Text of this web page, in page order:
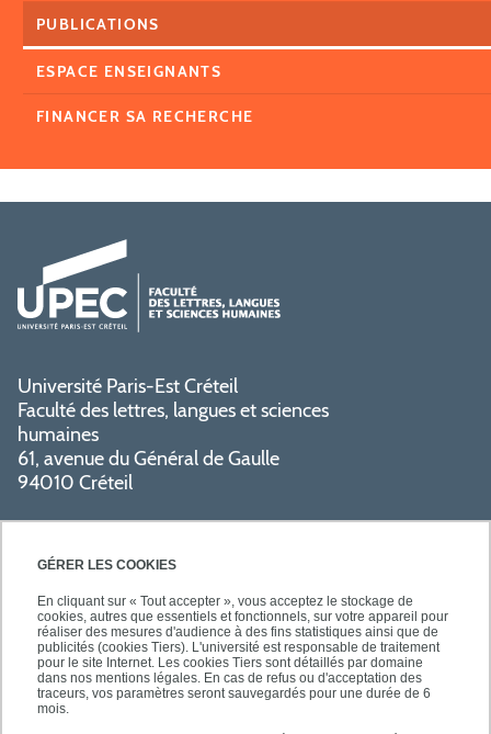
GÉRER LES COOKIES
En cliquant sur « Tout accepter », vous acceptez le stockage de
cookies, autres que essentiels et fonctionnels, sur votre appareil pour
réaliser des mesures d'audience à des fins statistiques ainsi que de
publicités (cookies Tiers). L'université est responsable de traitement
pour le site Internet. Les cookies Tiers sont détaillés par domaine
dans nos mentions légales. En cas de refus ou d'acceptation des
traceurs, vos paramètres seront sauvegardés pour une durée de 6
mois.
PUBLICATIONS
ESPACE ENSEIGNANTS
FINANCER SA RECHERCHE
Université Paris-Est Créteil
Faculté des lettres, langues et sciences
humaines
61, avenue du Général de Gaulle
94010 Créteil
PRATIQUE
NOS FORMATIONS